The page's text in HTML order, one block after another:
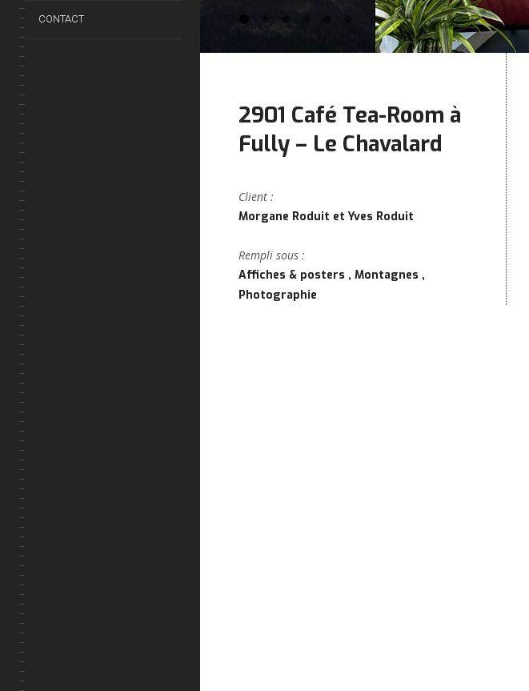
CONTACT
2901 Café Tea-Room à
Fully – Le Chavalard
Client :
Morgane Roduit et Yves Roduit
Rempli sous :
Affiches & posters
Montagnes
Photographie